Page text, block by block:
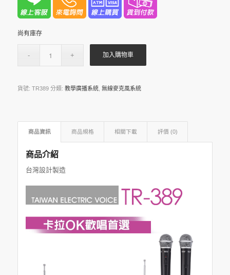
尚有庫存
加入購物車
貨號: TR389 分類: 教學廣播系統, 無線麥克風系統
商品資訊 商品規格 相關下載 評價 (0)
商品介紹
台灣設計製造